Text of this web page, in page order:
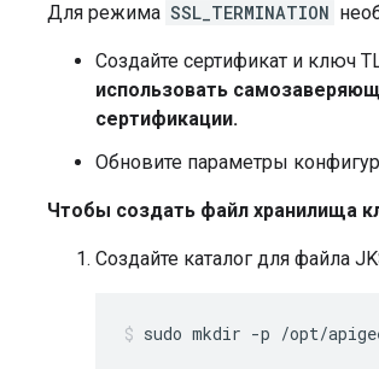
Для режима SSL_TERMINATION
Создайте сертификат и ключ
использовать
сертификации.
Обновите параметры
Чтобы создать файл хранилища
Создайте каталог для файла
sudo mkdir -p /opt/